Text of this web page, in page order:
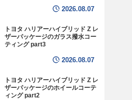
2026.08.07
トヨタ ハリアーハイブリッド Z レ
ザーパッケージのガラス撥水コー
ティング part3
2026.08.07
トヨタ ハリアーハイブリッド Z レ
ザーパッケージのホイールコーテ
ィング part2